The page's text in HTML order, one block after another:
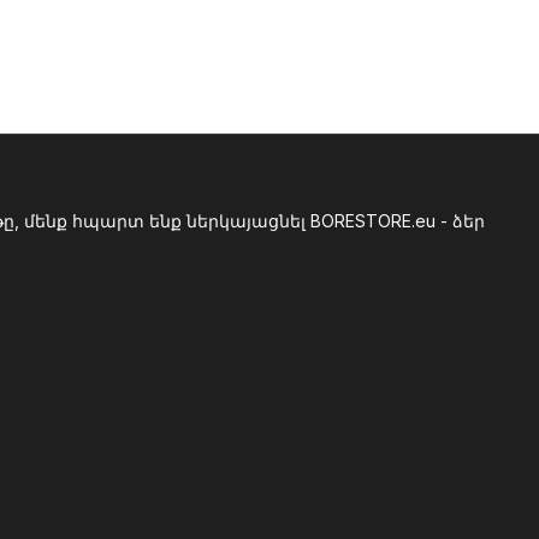
հպարտ ենք ներկայացնել BORESTORE.eu - ձեր